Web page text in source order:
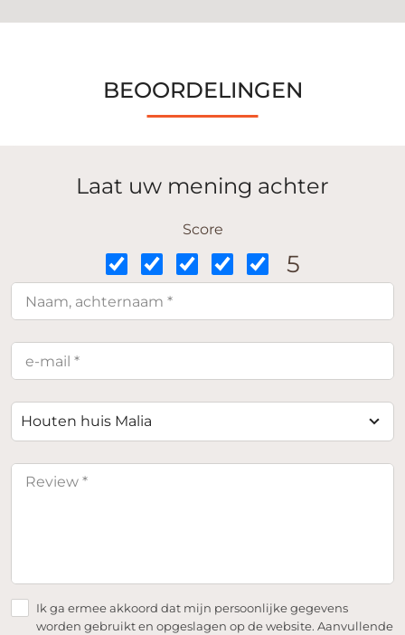
BEOORDELINGEN
Laat uw mening achter
Score
5
Houten huis Malia
Ik ga ermee akkoord dat mijn persoonlijke gegevens
worden gebruikt en opgeslagen op de website. Aanvullende